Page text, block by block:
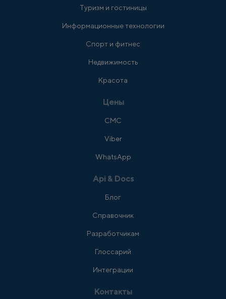
Туризм и гостиницы
Информационные технологии
Спорт и фитнес
Недвижимость
Красота
Цены
СМС
Viber
WhatsApp
Api & Docs
Блог
Справочник
Разработчикам
Глоссарий
Интеграции
Контакты